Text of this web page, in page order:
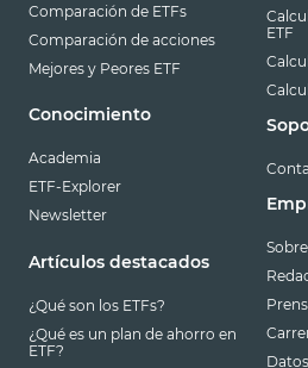
Comparación de ETFs
Comparación de acciones
Mejores y Peores ETF
Conocimiento
Academia
ETF-Explorer
Newsletter
Artículos destacados
¿Qué son los ETFs?
¿Qué es un plan de ahorro en
ETF?
ETF